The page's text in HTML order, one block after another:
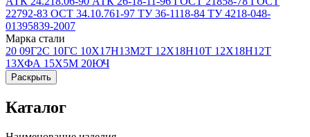
22792-83 ОСТ 34.10.761-97 ТУ 36-1118-84 ТУ 4218-048-
01395839-2007
Марка стали
20 09Г2С 10ГС 10Х17Н13М2Т 12Х18Н10Т 12Х18Н12Т
13ХФА 15Х5М 20ЮЧ
Раскрыть
Каталог